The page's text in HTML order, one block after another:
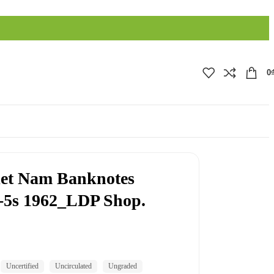
0
Nam Banknotes
1962_LDP Shop.
Uncertified Uncirculated
Ungraded